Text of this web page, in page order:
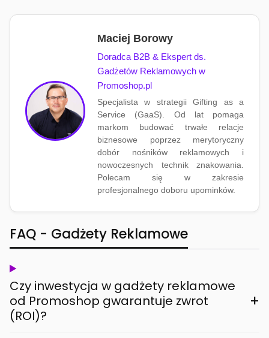
Maciej Borowy
Doradca B2B & Ekspert ds.
Gadżetów Reklamowych w
Promoshop.pl
Specjalista w strategii Gifting as a
Service (GaaS). Od lat pomaga
markom budować trwałe relacje
biznesowe poprzez merytoryczny
dobór nośników reklamowych i
nowoczesnych technik znakowania.
Polecam się w zakresie
profesjonalnego doboru upominków.
FAQ - Gadżety Reklamowe
Czy inwestycja w gadżety reklamowe
od Promoshop gwarantuje zwrot
(ROI)?
+